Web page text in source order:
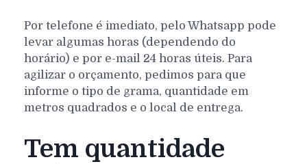
Por telefone é imediato, pelo Whatsapp pode
levar algumas horas (dependendo do
horário) e por e-mail 24 horas úteis. Para
agilizar o orçamento, pedimos para que
informe o tipo de grama, quantidade em
metros quadrados e o local de entrega.
Tem quantidade